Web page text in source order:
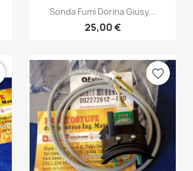
Anteprima
Sonda Fumi Dorina Giusy...
25,00 €
favorite_border